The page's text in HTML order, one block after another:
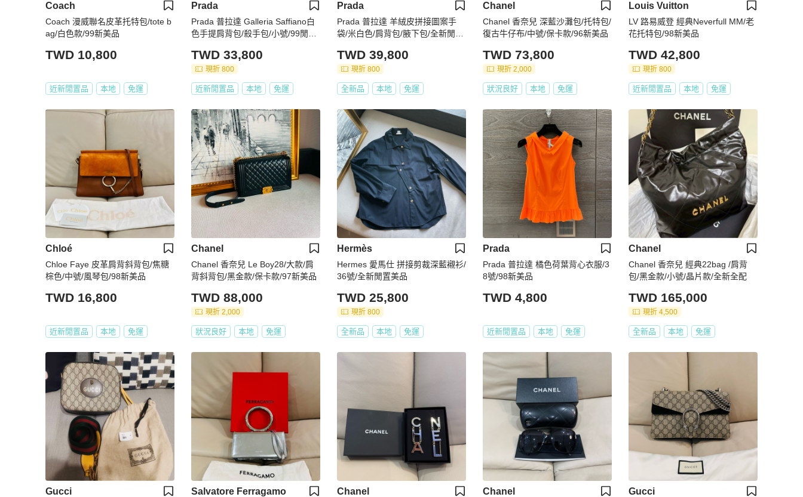
Coach
Coach 漫威聯名皮革托特包/tote b
ag/白色款/99新美品
TWD 10,800
近新閒置品 本地 免運
Prada
Prada 普拉達 Galleria Saffiano白
色手提肩背包/殺手包/小號/99閒置
TWD 33,800
現折 800
近新閒置品 本地 免運
Prada
Prada 普拉達 羊絨皮拼接圖案手
袋/米白色/肩背包/腋下包/全新閒置
TWD 39,800
現折 800
全新品 本地 免運
Chanel
Chanel 香奈兒 深藍沙灘包/托特包/
復古牛仔布/中號/保卡款/96新美品
TWD 73,800
現折 2,000
狀況良好 本地 免運
Louis Vuitton
LV 路易威登 經典Neverfull MM/老
花托特包/98新美品
TWD 42,800
現折 800
近新閒置品 本地 免運
Chloé
Chloe Faye 皮革肩背斜背包/焦糖
棕色/中號/風琴包/98新美品
TWD 16,800
近新閒置品 本地 免運
Chanel
Chanel 香奈兒 Le Boy28/大款/肩
背斜背包/黑金款/保卡款/97新美品
TWD 88,000
現折 2,000
狀況良好 本地 免運
Hermès
Hermes 愛馬仕 拼接剪裁深藍襯衫/
36號/全新閒置美品
TWD 25,800
現折 800
全新品 本地 免運
Prada
Prada 普拉達 橘色荷葉背心衣服/3
8號/98新美品
TWD 4,800
近新閒置品 本地 免運
Chanel
Chanel 香奈兒 經典22bag /肩背
包/黑金款/小號/晶片款/全新全配
TWD 165,000
現折 4,500
全新品 本地 免運
Gucci Salvatore Ferragamo Chanel Chanel Gucci